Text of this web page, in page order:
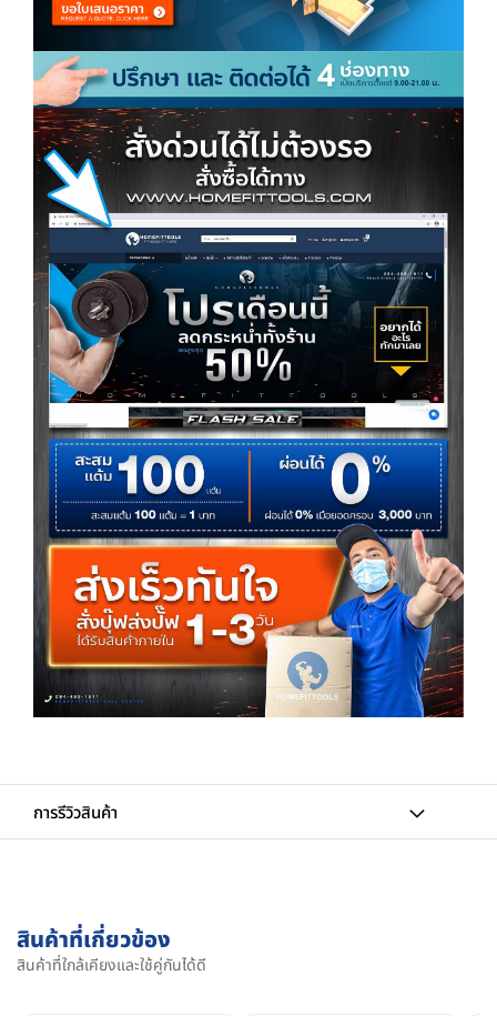
การรีวิวสินค้า
สินค้าที่เกี่ยวข้อง
สินค้าที่ใกล้เคียงและใช้คู่กันได้ดี